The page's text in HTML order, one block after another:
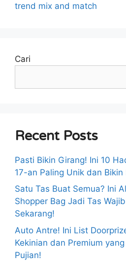
trend mix and match
Cari
Recent Posts
Pasti Bikin Girang! Ini 10
17-an Paling Unik dan Bikin
Satu Tas Buat Semua? Ini
Shopper Bag Jadi Tas
Sekarang!
Auto Antre! Ini List
Kekinian dan Premium
Pujian!